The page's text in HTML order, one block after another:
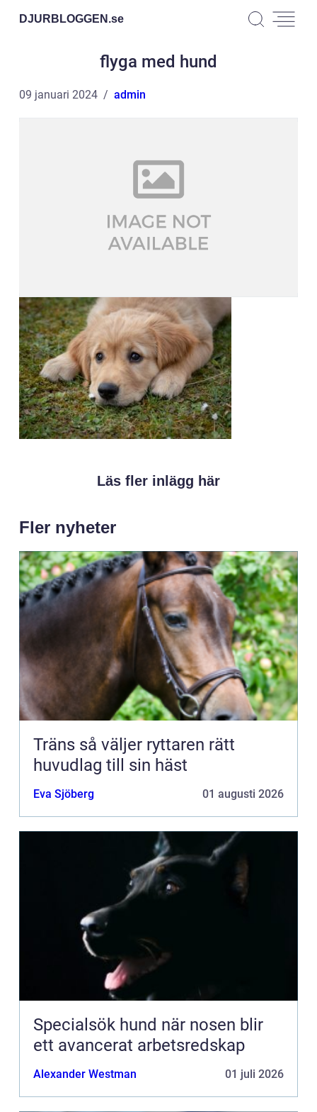
DJURBLOGGEN.se
flyga med hund
09 januari 2024 admin
Läs fler inlägg här
Fler nyheter
Träns så väljer ryttaren rätt
huvudlag till sin häst
Eva Sjöberg 01 augusti 2026
Specialsök hund när nosen blir
ett avancerat arbetsredskap
Alexander Westman 01 juli 2026